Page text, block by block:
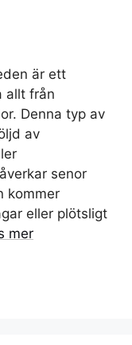
är ett
allt från
Denna typ av
av
senor
kommer
eller plötsligt
mer